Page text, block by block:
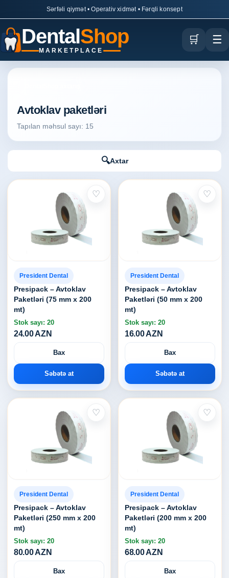
Sərfəli qiymət • Operativ xidmət • Fərqli konsept
DentalShop
MARKETPLACE
🛒 ☰
Avtoklav paketləri
Tapılan məhsul sayı: 15
🔍Axtar
♡
President Dental
Presipack – Avtoklav
Paketləri (75 mm x 200
mt)
Stok sayı: 20
24.00 AZN
Bax
Səbətə at
♡
President Dental
Presipack – Avtoklav
Paketləri (50 mm x 200
mt)
Stok sayı: 20
16.00 AZN
Bax
Səbətə at
♡
President Dental
Presipack – Avtoklav
Paketləri (250 mm x 200
mt)
Stok sayı: 20
80.00 AZN
Bax
♡
President Dental
Presipack – Avtoklav
Paketləri (200 mm x 200
mt)
Stok sayı: 20
68.00 AZN
Bax